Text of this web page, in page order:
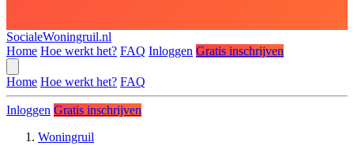
SocialeWoningruil.nl
Home Hoe werkt het? FAQ Inloggen Gratis inschrijven
Home Hoe werkt het? FAQ
Inloggen Gratis inschrijven
Woningruil